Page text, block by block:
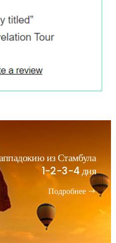
из Стамбула
1-2-3-4 дня
Подробнее